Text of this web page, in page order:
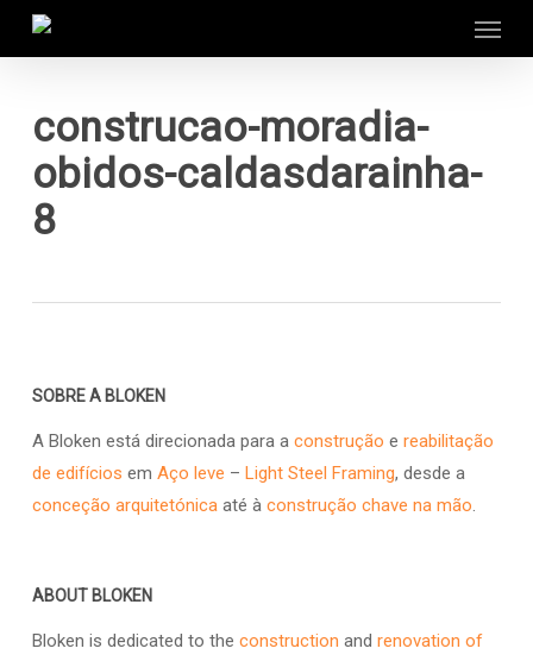
construcao-moradia-
obidos-caldasdarainha-
8
SOBRE A BLOKEN
A Bloken está direcionada para a construção e reabilitação
de edifícios em Aço leve – Light Steel Framing, desde a
conceção arquitetónicaaté à construção chave na mão.
ABOUT BLOKEN
Bloken is dedicated to the construction and renovation of